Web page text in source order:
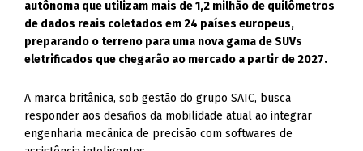
autônoma que utilizam mais de 1,2 milhão de quilômetros
de dados reais coletados em 24 países europeus,
preparando o terreno para uma nova gama de SUVs
eletrificados que chegarão ao mercado a partir de 2027.
A marca britânica, sob gestão do grupo SAIC, busca
responder aos desafios da mobilidade atual ao integrar
engenharia mecânica de precisão com softwares de